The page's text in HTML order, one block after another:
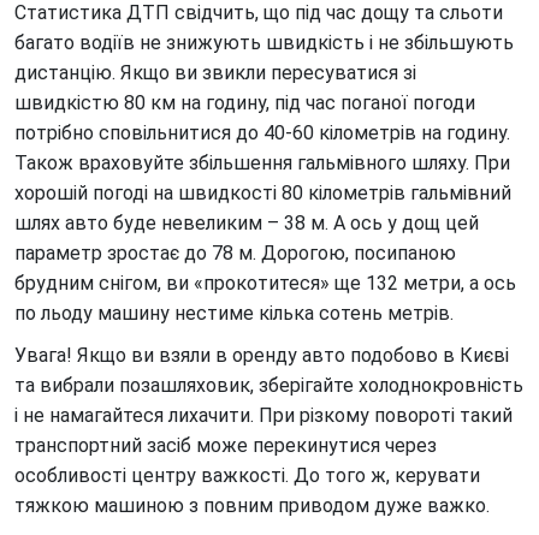
Оренда авто на рік
Оренда автомобілів на День народження
Оренда автомобіля в аеропорту Бориспіль
Оренда автомобіля в аеропорту Жуляни
Оренда електромобіля
Оренда машини на тиждень
Додаткові послуги оренди автомобілів
Статистика ДТП свідчить, що під час дощу та сльоти
багато водіїв не знижують швидкість і не збільшують
дистанцію. Якщо ви звикли пересуватися зі
швидкістю 80 км на годину, під час поганої погоди
потрібно сповільнитися до 40-60 кілометрів на годину.
Також враховуйте збільшення гальмівного шляху. При
хорошій погоді на швидкості 80 кілометрів гальмівний
шлях авто буде невеликим – 38 м. А ось у дощ цей
параметр зростає до 78 м. Дорогою, посипаною
брудним снігом, ви «прокотитеся» ще 132 метри, а ось
по льоду машину нестиме кілька сотень метрів.
Увага! Якщо ви взяли в оренду авто подобово в Києві
та вибрали позашляховик, зберігайте холоднокровність
і не намагайтеся лихачити. При різкому повороті такий
транспортний засіб може перекинутися через
особливості центру важкості. До того ж, керувати
тяжкою машиною з повним приводом дуже важко.